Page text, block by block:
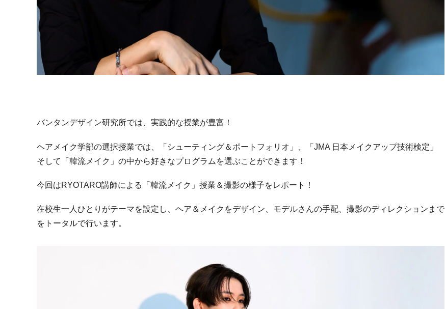
バンタンデザイン研究所では、実践的な授業が豊富！
ヘアメイク学部の選択授業では、「シューティング＆ポートフォリオ」、「 JMA 日本メイクアップ技術検定」
そして「韓流メイク」の中から好きなプログラムを選ぶことができます！
今回はRYOTARO講師による「韓流メイク」授業＆撮影の様子をレポート！
在校生一人ひとりがテーマを設定し、ヘア＆メイクをデザイン、モデルさんの手配、撮影のディレクションまで
をトータルで行います。